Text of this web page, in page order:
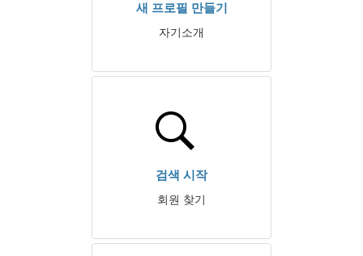
새 프로필 만들기
자기소개
검색 시작
회원 찾기